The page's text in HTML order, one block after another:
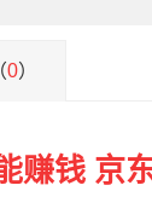
0）
赚钱 京